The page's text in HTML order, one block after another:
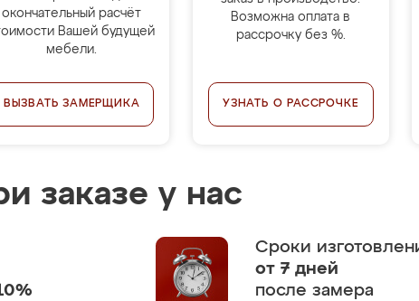
окончательный расчёт
Вашей будущей
мебели.
ВЫЗВАТЬ ЗАМЕРЩИКА
Возможна оплата в
рассрочку без %.
УЗНАТЬ О РАССРОЧКЕ
заказе у нас
Сроки
от 7 дней
после замера